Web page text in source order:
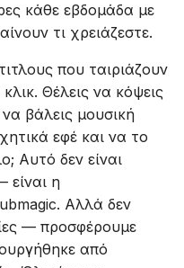
κάθε εβδομάδα με
τι χρειάζεστε.
που ταιριάζουν
Θέλεις να κόψεις
βάλεις μουσική
εφέ και να το
Αυτό δεν είναι
είναι η
Αλλά δεν
— προσφέρουμε
από